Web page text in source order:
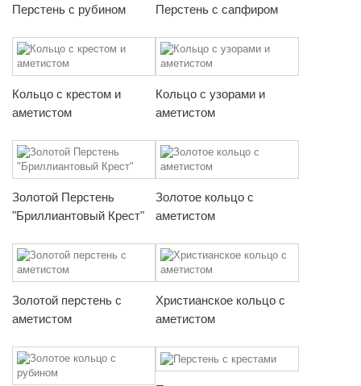
Перстень с рубином Перстень с сапфиром
Кольцо с крестом и
аметистом
Кольцо с узорами и
аметистом
Золотой Перстень
"Бриллиантовый Крест"
Золотое кольцо с
аметистом
Золотой перстень с
аметистом
Христианское кольцо с
аметистом